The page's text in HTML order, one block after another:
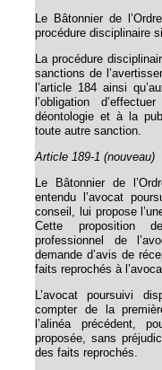
Le Bâtonnier de
procédure disciplinaire
La procédure
sanctions de
l’article 184 ainsi
l’obligation
déontologie et à la
toute autre sanction.
Article 189-1 (nouveau)
Le Bâtonnier de
entendu l’avocat
conseil, lui propose
Cette proposition
professionnel de
demande d’avis de
faits reprochés à
L’avocat poursuivi
compter de la
l’alinéa précédent,
proposée, sans
des faits reprochés.